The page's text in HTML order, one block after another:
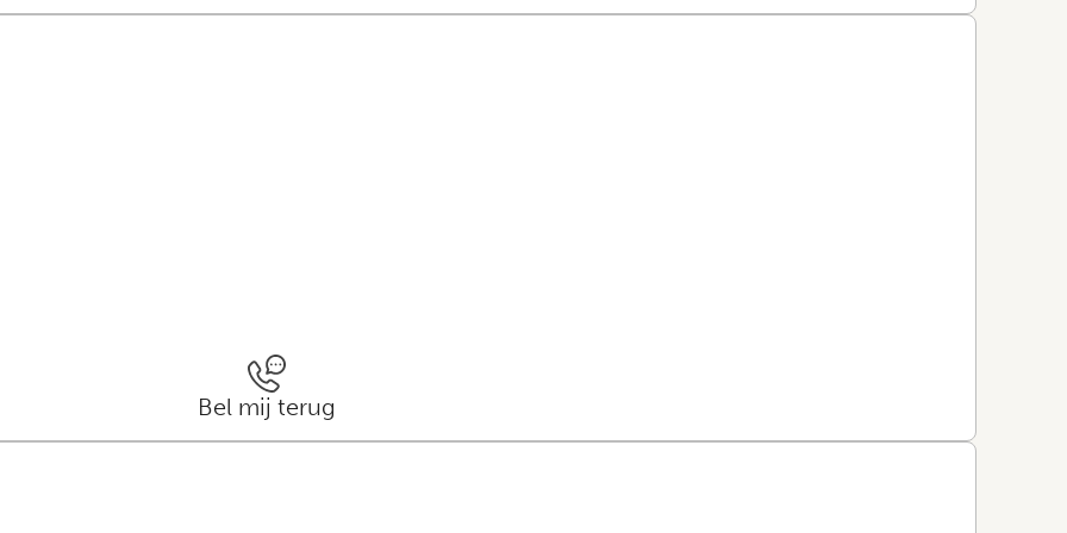
Bel mij terug